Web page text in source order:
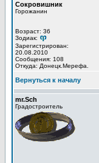
Сокровишник
Горожанин
Возраст: 36
Зодиак:
Зарегистрирован:
20.08.2010
Сообщения: 108
Откуда: Донецк.Мерефа.
Вернуться к началу
mr.Sch
Градостроитель